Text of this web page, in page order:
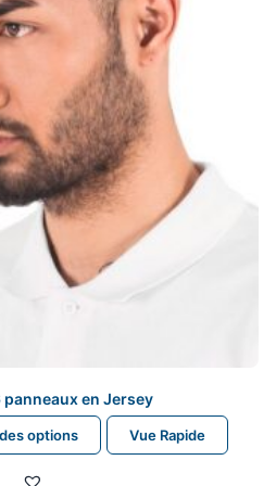
panneaux en Jersey
options
Ce
produit
Vue Rapide